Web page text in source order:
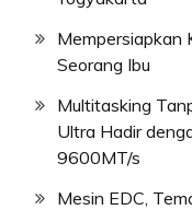
Mempersiapkan
Seorang Ibu
Multitasking
Ultra Hadir
9600MT/s
Mesin EDC,